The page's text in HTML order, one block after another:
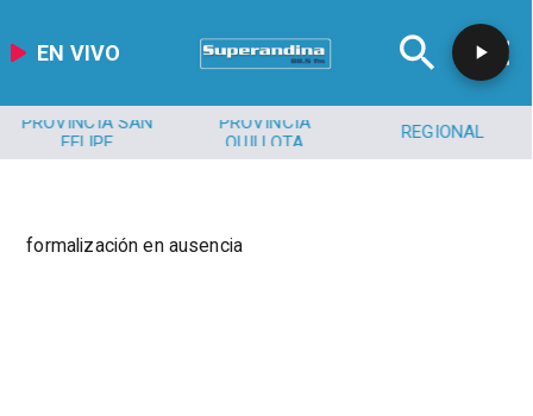
EN VIVO
PROVINCIA SAN
FELIPE
PROVINCIA
QUILLOTA
REGIONAL
formalización en ausencia